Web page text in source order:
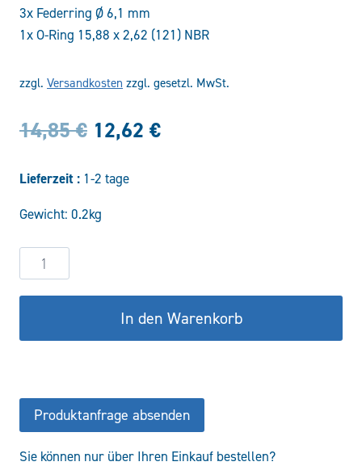
3x Federring Ø 6,1 mm
1x O-Ring 15,88 x 2,62 (121) NBR
zzgl. Versandkosten zzgl. gesetzl. MwSt.
14,85€ Ursprünglicher
war:
14,85 €
12,62 €Aktueller
Lieferzeit : 1-2 tage
Gewicht: 0.2kg
Pumpenflansch
RGAD30-
T15
In den Warenkorb
Produktanfrage absenden
Sie können nur über Ihren Einkauf bestellen?